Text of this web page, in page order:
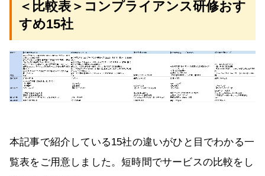
＜比較表＞コンプライアンス研修おす
すめ15社
本記事で紹介している15社の違いがひと目でわかる一
覧表をご用意しました。短時間でサービスの比較をし